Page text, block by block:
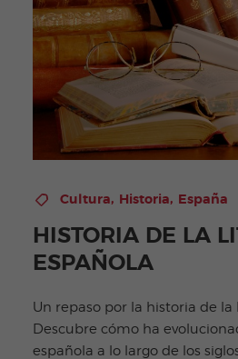
Cultura, Historia, España
HISTORIA DE LA
ESPAÑOLA
Un repaso por la historia de la
Descubre cómo ha
española a lo largo de los